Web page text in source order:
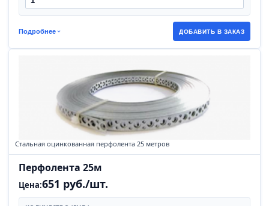
Подробнее ДОБАВИТЬ В ЗАКАЗ
Стальная оцинкованная перфолента 25 метров
Перфолента 25м
Цена:651 руб./шт.